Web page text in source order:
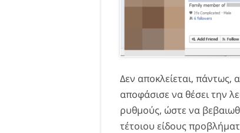
Δεν αποκλείεται, πάντως,
αποφάσισε να θέσει την
ρυθμούς, ώστε να
τέτοιου είδους